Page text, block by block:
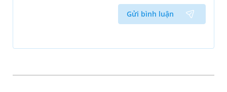
Gửi bình luận